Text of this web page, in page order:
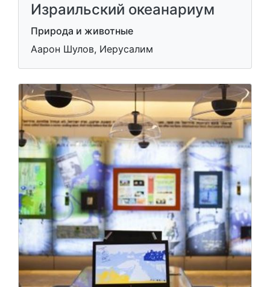
Израильский океанариум
Природа и животные
Аарон Шулов, Иерусалим